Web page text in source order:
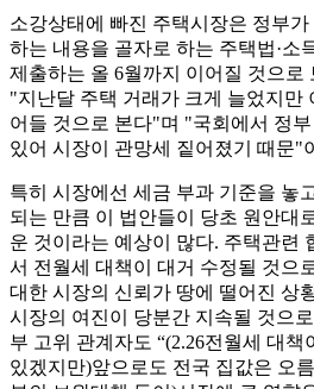
소강상태에 빠진 주택시장은 정부
하는 내용을 골자로 하는 주택법·소
제출하는 올 6월까지 이어질 것으로
"지난달 주택 거래가 크게 늘었지만
어들 것으로 본다"며 "국회에서 정부
있어 시장이 관망세 짙어졌기 때문"
특히 시장에선 세금 부과 기준을 놓
되는 만큼 이 법안들이 당초 원안대
운 것이라는 예상이 많다. 주택관련
서 전월세 대책이 대거 수정될 것으
대한 시장의 신뢰가 땅에 떨어진 상
시장의 여진이 당분간 지속될 것으
부 고위 관계자도 “(2.26전월세 대책
있겠지만)앞으로도 전국 집값은 오